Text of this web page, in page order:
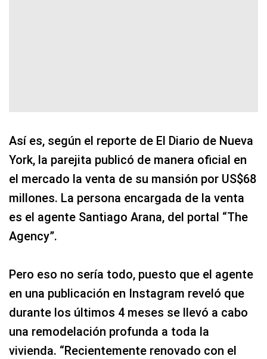
Así es, según el reporte de El Diario de Nueva
York, la parejita publicó de manera oficial en
el mercado la venta de su mansión por US$68
millones. La persona encargada de la venta
es el agente Santiago Arana, del portal “The
Agency”.
Pero eso no sería todo, puesto que el agente
en una publicación en Instagram reveló que
durante los últimos 4 meses se llevó a cabo
una remodelación profunda a toda la
vivienda. “Recientemente renovado con el